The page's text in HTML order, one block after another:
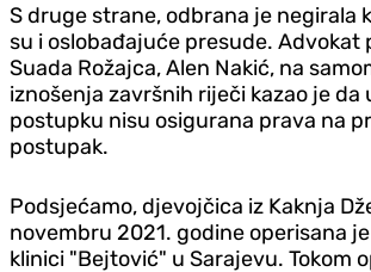
S druge strane, odbrana je negirala
su i oslobađajuće presude. Advokat
Suada Rožajca, Alen Nakić, na
iznošenja završnih riječi kazao je da
postupku nisu osigurana prava na
postupak.
Podsjećamo, djevojčica iz Kaknja
novembru 2021. godine operisana
klinici "Bejtović" u Sarajevu. Tokom